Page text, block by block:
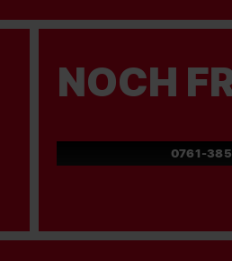
NOCH
0761-